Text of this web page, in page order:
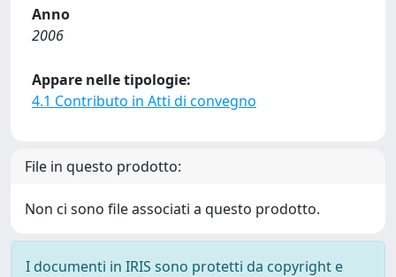
Anno
2006
Appare nelle tipologie:
4.1 Contributo in Atti di convegno
File in questo prodotto:
Non ci sono file associati a questo prodotto.
I documenti in IRIS sono protetti da copyright e